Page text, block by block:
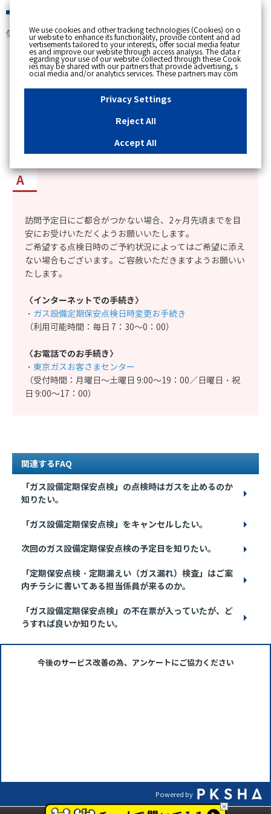
個人のお客さま
[ トップへ戻る ]
カテゴリー表示
更新日時 : 2025/11/20 18:37
「ガス設備定期保安点検」はいつまでに点検しな
いといけないのか知りたい。
訪問予定日にご都合がつかない場合、2ヶ月先頃までを目
安にお受けいただくようお願いいたします。
ご希望する点検日時のご予約状況によってはご希望に添え
ない場合もございます。ご容赦いただきますようお願いい
たします。
〈インターネットでの手続き〉
・ ガス設備定期保安点検日時変更お手続き
（利用可能時間：毎日 7：30～0：00）
〈お電話でのお手続き〉
・ 東京ガスお客さまセンター
（受付時間：月曜日～土曜日 9:00～19：00／日曜日・祝
日 9:00～17：00）
関連するFAQ
「ガス設備定期保安点検」の点検時はガスを止めるのか
知りたい。
「ガス設備定期保安点検」をキャンセルしたい。
次回のガス設備定期保安点検の予定日を知りたい。
「定期保安点検・定期漏えい（ガス漏れ）検査」はご案
内チラシに書いてある担当係員が来るのか。
「ガス設備定期保安点検」の不在票が入っていたが、ど
うすれば良いか知りたい。
今後のサービス改善の為、アンケートにご協力ください
Powered by
We use cookies and other tracking technologies (Cookies) on o
ur website to enhance its functionality, provide content and ad
vertisements tailored to your interests, offer social media featur
es and improve our website through access analysis. The data r
egarding your use of our website collected through these Cook
ies may be shared with our partners that provide advertising, s
ocial media and/or analytics services. These partners may com
bine the data shared by us with other data that you have provi
ded to them or that they have collected from your use of their s
ervices or other websites to analyse and optimise advertisemen
ts delivered to you by businesses other than us on the internet.
essary Cookies, please click "Reject All". If you agree to the use
of all Cookies, please click "Accept All". To select your preferen
u can change your consent or rejection settings at any time by c
"Privacy Settings"button on this banner or through y
our browser's "Settings". For more information regarding the pr
site, please refer to the link below.Cookies DetailsPrivacy Polic
y
Privacy Settings
Reject All
Accept All